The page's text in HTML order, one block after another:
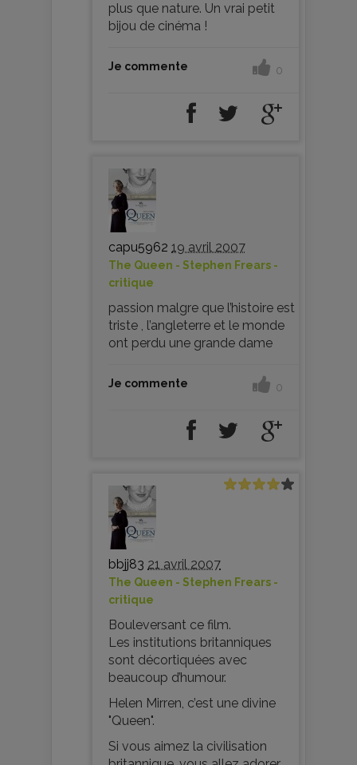
plus que nature. Un vrai petit
bijou de cinéma !
Je commente 0
capu5962 19 avril 2007
The Queen - Stephen Frears -
critique
passion malgre que l’histoire est
triste , l’angleterre et le monde
ont perdu une grande dame
Je commente 0
bbjj83 21 avril 2007
The Queen - Stephen Frears -
critique
Bouleversant ce film.
Les institutions britanniques
sont décortiquées avec
beaucoup d’humour.
Helen Mirren, c’est une divine
"Queen".
Si vous aimez la civilisation